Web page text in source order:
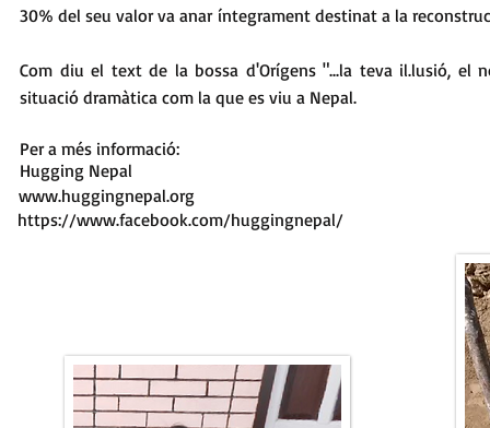
30% del seu valor va anar íntegrament destinat a la
Com diu el text de la bossa d'Orígens "...la teva il.lusió, el
situació dramàtica com la que es viu a Nepal.
Per a més informació:
Hugging Nepal
www.huggingnepal.org
https://www.facebook.com/huggingnepal/